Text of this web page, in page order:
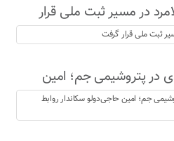
نفر در لامرد در مسیر ثبت ملی قرار
در پتروشیمی جم؛ امین
عمومی و امور بین‌الملل شد